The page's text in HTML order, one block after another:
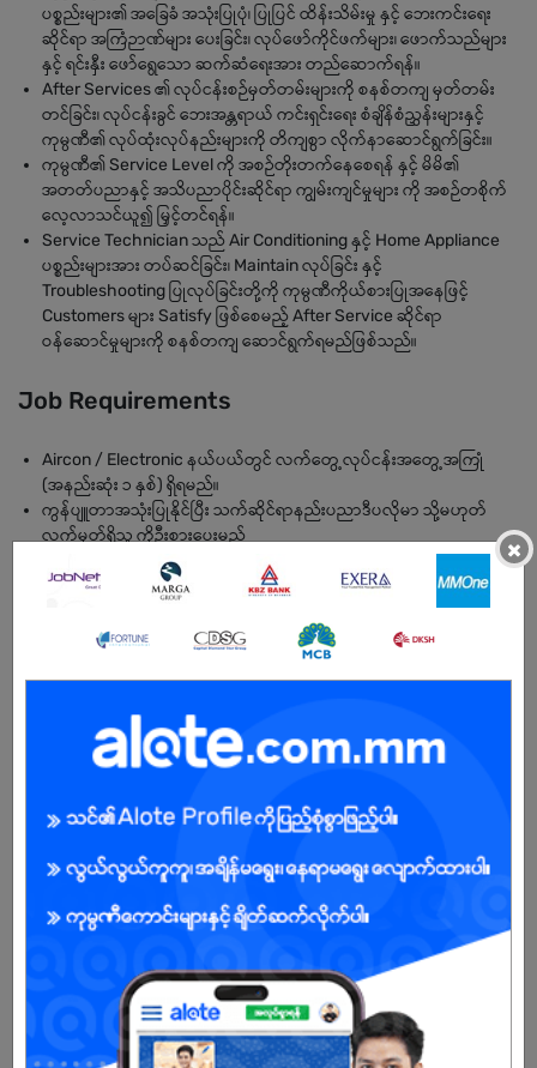
ပစ္စည်းများ၏ အခြေခံ အသုံးပြုပုံ၊ ပြုပြင် ထိန်းသိမ်းမှု နှင့် ဘေးကင်းရေး
ဆိုင်ရာ အကြံဉာဏ်များ ပေးခြင်း၊ လုပ်ဖော်ကိုင်ဖက်များ၊ ဖောက်သည်များ
နှင့် ရင်းနှီး ဖော်ရွေသော ဆက်ဆံရေးအား တည်ဆောက်ရန်။
After Services ၏ လုပ်ငန်းစဉ်မှတ်တမ်းများကို စနစ်တကျ မှတ်တမ်း
တင်ခြင်း၊ လုပ်ငန်းခွင် ဘေးအန္တရာယ် ကင်းရှင်းရေး စံချိန်စံညွှန်းများနှင့်
ကုမ္ပဏီ၏ လုပ်ထုံးလုပ်နည်းများကို တိကျစွာ လိုက်နာဆောင်ရွက်ခြင်း။
ကုမ္ပဏီ၏ Service Level ကို အစဉ်တိုးတက်နေစေရန် နှင့် မိမိ၏
အတတ်ပညာနှင့် အသိပညာပိုင်းဆိုင်ရာ ကျွမ်းကျင်မှုများ ကို အစဉ်တစိုက်
လေ့လာသင်ယူ၍ မြှင့်တင်ရန်။
Service Technician သည် Air Conditioning နှင့် Home Appliance
ပစ္စည်းများအား တပ်ဆင်ခြင်း၊ Maintain လုပ်ခြင်း နှင့်
Troubleshooting ပြုလုပ်ခြင်းတို့ကို ကုမ္ပဏီကိုယ်စားပြုအနေဖြင့်
Customers များ Satisfy ဖြစ်စေမည့် After Service ဆိုင်ရာ
ဝန်ဆောင်မှုများကို စနစ်တကျ ဆောင်ရွက်ရမည်ဖြစ်သည်။
Job Requirements
Aircon / Electronic နယ်ပယ်တွင် လက်တွေ့လုပ်ငန်းအတွေ့အကြုံ
(အနည်းဆုံး ၁ နှစ်) ရှိရမည်။
ကွန်ပျူတာအသုံးပြုနိုင်ပြီး သက်ဆိုင်ရာနည်းပညာဒီပလိုမာ သို့မဟုတ်
လက်မှတ်ရှိသူ ကိုဦးစားပေးမည်
Service Mindset ပြည့်ဝပြီး ပြဿနာဖြေရှင်းမှုစွမ်းရည်ကောင်းမွန်ရ
မည်။
အဖွဲ့လိုက် ပူးပေါင်းဆောင်ရွက်နိုင်ပြီး စနစ်တကျ စီမံခန့်ခွဲ ဆောင်ရွက်နိုင်
ကိုယ်ခန္ဓာ ကြံ့ခိုင်သန်စွမ်းပြီး ကျန်းမာရေး ကောင်းမွန်သူ ဖြစ်ရမည်။
BENEFITS
• လုပ်ငန်းနေရာ : တောင်ဥက္ကလာ
• ဖယ်ရီ
×